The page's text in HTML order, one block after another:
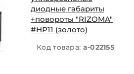
диодные габариты
+повороты "RIZOMA"
#HP11 (золото)
Код товара: a-022155